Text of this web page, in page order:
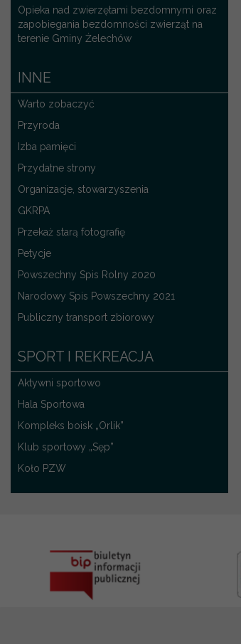
Opieka nad zwierzętami bezdomnymi oraz
zapobiegania bezdomności zwierząt na
terenie Gminy Żelechów
INNE
Warto zobaczyć
Przyroda
Izba pamięci
Przydatne strony
Organizacje, stowarzyszenia
GKRPA
Przekaż starą fotografię
Petycje
Powszechny Spis Rolny 2020
Narodowy Spis Powszechny 2021
Publiczny transport zbiorowy
SPORT I REKREACJA
Aktywni sportowo
Hala Sportowa
Kompleks boisk „Orlik”
Klub sportowy „Sęp”
Koło PZW